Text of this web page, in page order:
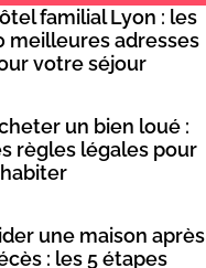
familial Lyon : les
meilleures adresses
votre séjour
un bien loué :
règles légales pour
une maison après
: les 5 étapes